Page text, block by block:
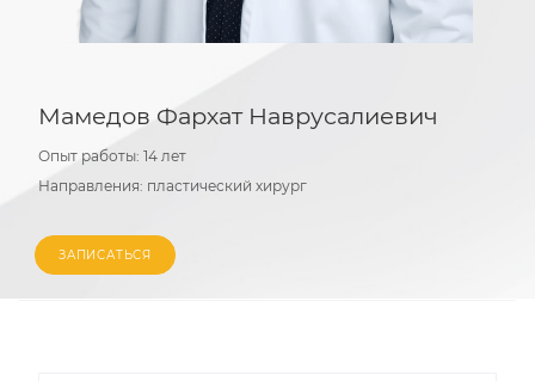
Мамедов Фархат Наврусалиевич
Опыт работы: 14 лет
Направления: пластический хирург
ЗАПИСАТЬСЯ